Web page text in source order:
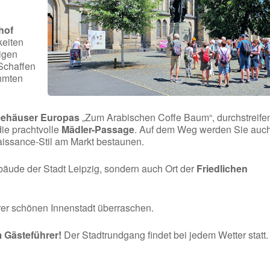
Europas„Zum Arabischen Coffe Baum“,
prachtvolle Mädler-Passage. Auf dem Weg werden Sie
Stil am Markt bestaunen.
der Stadt Leipzig, sondern auch Ort der Friedlichen
schönen Innenstadt überraschen.
Gästeführer! Der Stadtrundgang findet bei jedem Wetter statt.